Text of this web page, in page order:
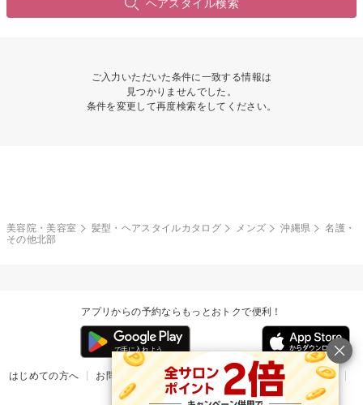
ヘアスタイル検索
ご入力いただいた条件に一致する情報は
見つかりませんでした。
条件を変更して再度検索をしてください。
美容院・美容室 髪型・ヘアスタイルカタログ メンズ 沖縄県
名護・
その他北部
アプリからの予約ならもっとおトクで便利！
はじめての方へ お問い合わせ ヘルプ リリース情報
利用規約
掲載ご希望のサロン様